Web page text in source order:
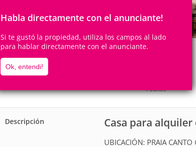
Habla directamente con el anunciante!
Si te gustó la propiedad, utiliza los campos al lado
para hablar directamente con el anunciante.
Ok, entendi!
8Personas
4Suites
Casa para
Descripción
UBICACIÓN: PRAIA